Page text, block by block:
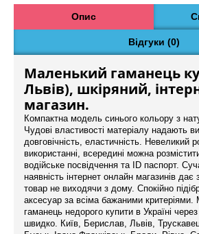
Опис
Відгуки (0)
Маленький гаманець
Львів), шкіряний,
магазин.
Компактна модель синього кольору з
Чудові властивості матеріалу надають
довговічність, еластичність. Невеликий
використанні, всередині можна
водійське посвідчення та ID паспорт.
наявність інтернет онлайн магазинів дає
товар не виходячи з дому. Спокійно
аксесуар за всіма бажаними критеріями.
гаманець недорого купити в Україні
швидко. Київ, Берислав, Львів,